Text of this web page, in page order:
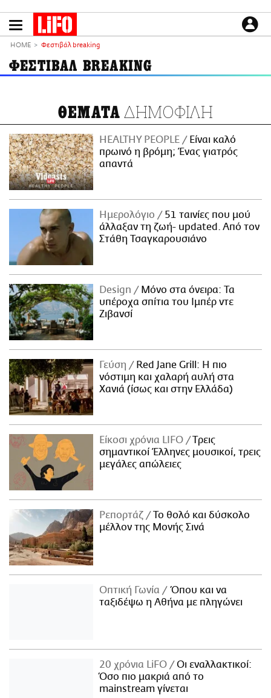
το
LIFO SHOP
NEWSLETTER
ΜΙΚΡΟΠΡΑΓΜΑΤΑ
THE GOOD LIFO
LIFOLAND
CITY GUIDE
ΑΜΠΑ
PRINT
ΕΙΔΗΣΕΙΣ
CULTURE
PODCASTS
Plus
HOME Φεστιβάλ breaking
ΦΕΣΤΙΒΑΛ BREAKING
ΘΕΜΑΤΑ ΔΗΜΟΦΙΛΗ
HEALTHY PEOPLE
Είναι καλό
πρωινό η βρόμη; Ένας γιατρός
απαντά
Ημερολόγιο
51 ταινίες που μού
άλλαξαν τη ζωή- updated. Aπό τον
Στάθη Τσαγκαρουσιάνο
Design
Μόνο στα όνειρα: Τα
υπέροχα σπίτια του Ιμπέρ ντε
Ζιβανσί
Γεύση
Red Jane Grill: Η πιο
νόστιμη και χαλαρή αυλή στα
Χανιά (ίσως και στην Ελλάδα)
Είκοσι χρόνια LIFO
Tρεις
σημαντικοί Έλληνες μουσικοί, τρεις
μεγάλες απώλειες
Ρεπορτάζ
Το θολό και δύσκολο
μέλλον της Μονής Σινά
Οπτική Γωνία
Όπου και να
ταξιδέψω η Αθήνα με πληγώνει
20 χρόνια LiFO
Οι εναλλακτικοί:
Όσο πιο μακριά από το
mainstream γίνεται